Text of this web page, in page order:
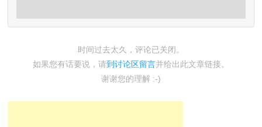
时间过去太久，评论已关闭。
如果您有话要说，请到讨论区留言并给出此文章链接。
谢谢您的理解 :-)